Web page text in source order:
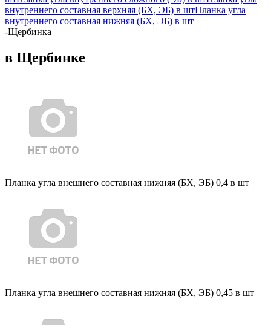
внутреннего составная верхняя (БХ, ЭБ) в штПланка угла
внутреннего составная нижняя (БХ, ЭБ) в шт
-Щербинка
в Щербинке
Планка угла внешнего составная нижняя (БХ, ЭБ) 0,4 в шт
Планка угла внешнего составная нижняя (БХ, ЭБ) 0,45 в шт